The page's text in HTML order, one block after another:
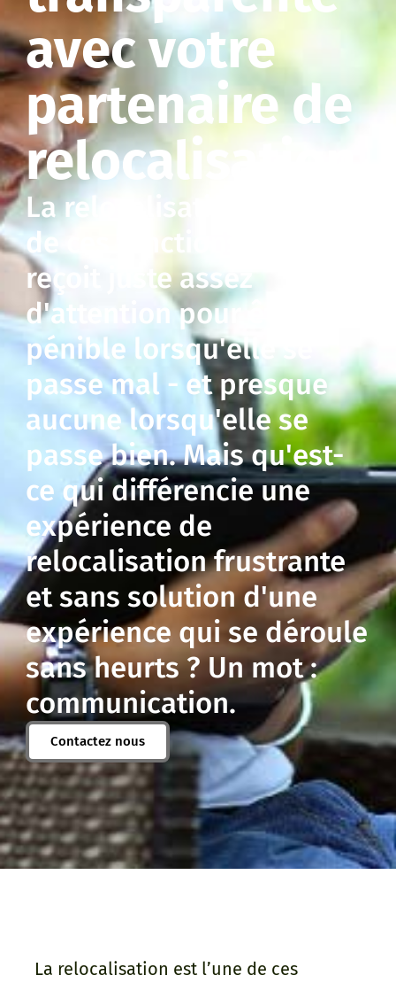
avec votre
partenaire de
relocalisation
La relocalisation est l'une
de ces fonctions RH qui
reçoit juste assez
d'attention pour être
pénible lorsqu'elle se
passe mal - et presque
aucune lorsqu'elle se
passe bien. Mais qu'est-
ce qui différencie une
expérience de
relocalisation frustrante
et sans solution d'une
expérience qui se déroule
sans heurts ? Un mot :
communication.
Contactez nous
La relocalisation est l’une de ces